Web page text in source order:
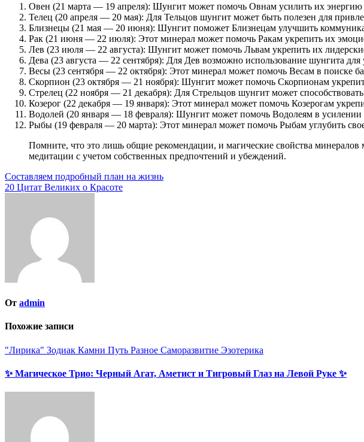
Овен (21 марта — 19 апреля): Шунгит может помочь Овнам усилить их энергию
Телец (20 апреля — 20 мая): Для Тельцов шунгит может быть полезен для
Близнецы (21 мая — 20 июня): Шунгит поможет Близнецам улучшить
Рак (21 июня — 22 июля): Этот минерал может помочь Ракам укрепить их
Лев (23 июля — 22 августа): Шунгит может помочь Львам укрепить их лидерские
Дева (23 августа — 22 сентября): Для Дев возможно использование шунгита
Весы (23 сентября — 22 октября): Этот минерал может помочь Весам в поиске
Скорпион (23 октября — 21 ноября): Шунгит может помочь Скорпионам
Стрелец (22 ноября — 21 декабря): Для Стрельцов шунгит может
Козерог (22 декабря — 19 января): Этот минерал может помочь Козерогам
Водолей (20 января — 18 февраля): Шунгит может помочь Водолеям в
Рыбы (19 февраля — 20 марта): Этот минерал может помочь Рыбам углубить
Помните, что это лишь общие рекомендации, и магические свойства минералов могут быть субъективными. Шунгит можно использовать как амулет, талисман или инструмент для
медитации с учетом собственных предпочтений и убеждений.
Навигация
по
Составляем подробный план на жизнь
20 Цитат Великих о Красоте
От admin
Похожие записи
"Лирика" Зодиак Камни Путь Разное Саморазвитие Эзотерика
✨ Магическое Трио: Черный Агат, Аметист и Тигровый Глаз на Левой Руке ✨